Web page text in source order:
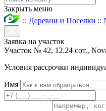
Закрыть меню
:: Деревни и Поселки ::
Заявка на участок
Участок № 42, 12.24 сот.,
Условия рассрочки
Имя